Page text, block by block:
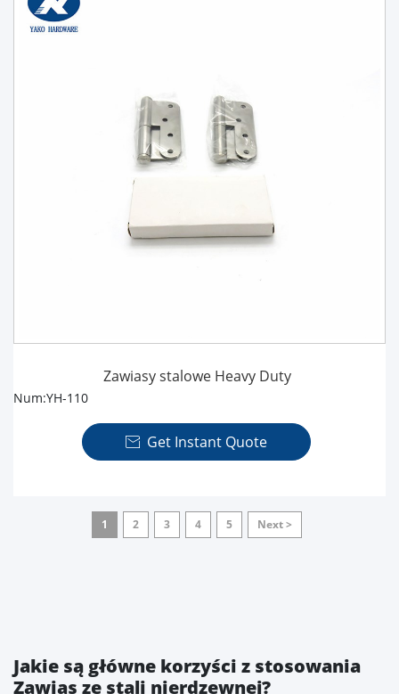
Zawiasy stalowe Heavy Duty
Num:YH-110
 Get Instant Quote
1 2 3 4 5 Next >
Jakie są główne korzyści z stosowania
Zawias ze stali nierdzewnej?